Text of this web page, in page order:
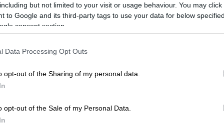
but not limited to your visit or usage behaviour. You may
to Google and its third-party tags to use your data for below
consent section.
Data Processing Opt Outs
opt-out of the Sharing of my personal data.
opt-out of the Sale of my Personal Data.
"Η δικαιοσύνη απονέμεται από
δικαστές, που απολαμβάνουν
ενώ κατά την παράγραφο 2 "Οι
τους υπόκεινται μόνο στο Σύνταγμα
με το άρθρο 109παρ.4 του ΚΟΔΚΔΛ
για το δικαστικό λειτουργό: α…,β) η
κατά την άσκηση των καθηκόντων
1 της Παγκόσμιας Χάρτας του Δικαστή
ή βαριάς αμέλειας, οι οποίες
δεν μπορεί να κινηθεί πειθαρχική